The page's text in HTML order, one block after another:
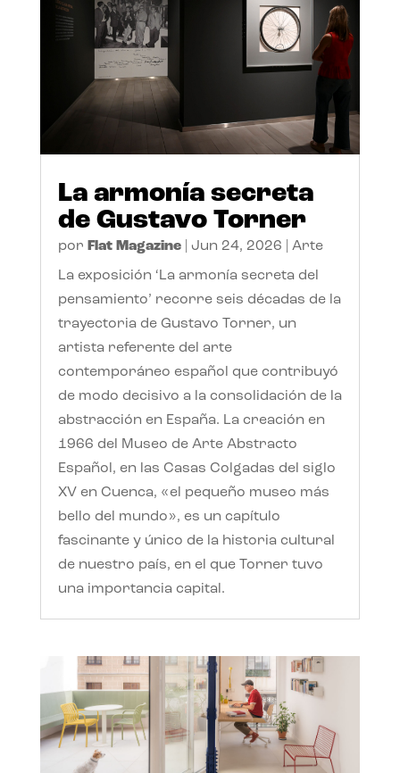
La armonía secreta
de Gustavo Torner
por Flat Magazine| Jun 24, 2026 Arte
La exposición ‘La armonía secreta del
pensamiento’ recorre seis décadas de la
trayectoria de Gustavo Torner, un
artista referente del arte
contemporáneo español que contribuyó
de modo decisivo a la consolidación de la
abstracción en España. La creación en
1966 del Museo de Arte Abstracto
Español, en las Casas Colgadas del siglo
XV en Cuenca, «el pequeño museo más
bello del mundo», es un capítulo
fascinante y único de la historia cultural
de nuestro país, en el que Torner tuvo
una importancia capital.